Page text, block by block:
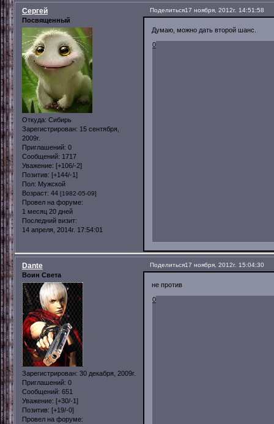
Поделиться17 ноября, 2012г. 14:51:58
Сергей
Посвященный
Откуда: Сибирь
Зарегистрирован: 15 сентября,
2009г.
Приглашений: 0
Сообщений: 1717
Уважение: [+106/-2]
Позитив: [+144/-1]
Пол: Мужской
Возраст: 44 [1982-05-09]
Провел на форуме:
1 месяц 20 дней
Последний визит:
14 апреля, 2014г. 17:54:01
Думаю, можно дать второй шанс.
0
Поделиться17 ноября, 2012г. 15:04:30
Dante
Воин Света
Зарегистрирован: 30 декабря, 2009г.
Приглашений: 0
Сообщений: 651
Уважение: [+30/-1]
Позитив: [+19/-0]
Провел на форуме:
не против
0